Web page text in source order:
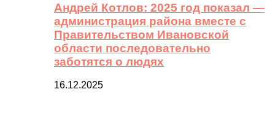
Андрей Котлов: 2025 год показал —
администрация района вместе с
Правительством Ивановской
области последовательно
заботятся о людях
16.12.2025